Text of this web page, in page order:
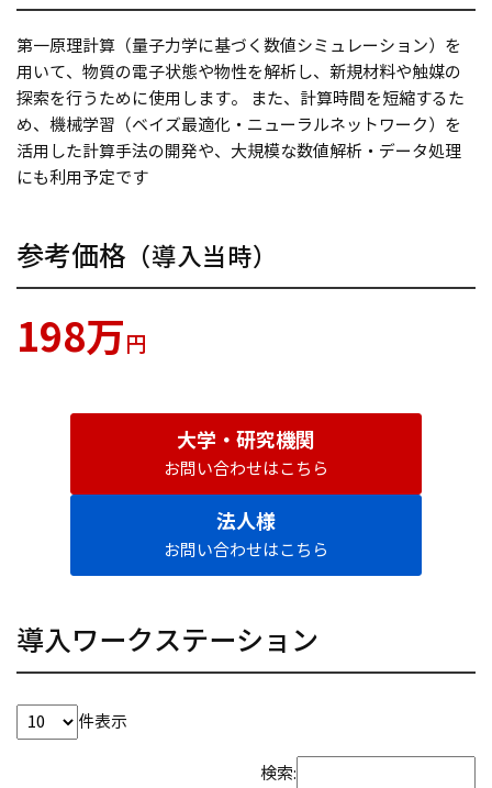
第一原理計算（量子力学に基づく数値シミュレーション）を
用いて、物質の電子状態や物性を解析し、新規材料や触媒の
探索を行うために使用します。 また、計算時間を短縮するた
め、機械学習（ベイズ最適化・ニューラルネットワーク）を
活用した計算手法の開発や、大規模な数値解析・データ処理
にも利用予定です
参考価格 （導入当時）
198万 円
大学・研究機関
お問い合わせはこちら
法人様
お問い合わせはこちら
導入ワークステーション
件表示
検索: